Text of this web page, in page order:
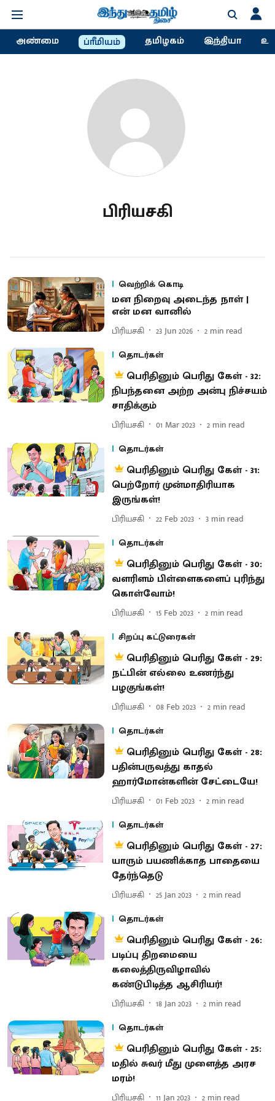
அண்மை ப்ரீமியம் தமிழகம் இந்தியா
பிரியசகி
வெற்றிக் கொடி
மன நிறைவு அடைந்த நாள் |
என் மன வானில்
பிரியசகி 23 Jun 2026 2 min read
தொடர்கள்
பெரிதினும் பெரிது கேள் - 32:
நிபந்தனை அற்ற அன்பு நிச்சயம்
சாதிக்கும்
பிரியசகி 01 Mar 2023 2 min read
தொடர்கள்
பெரிதினும் பெரிது கேள் - 31:
பெற்றோர் முன்மாதிரியாக
இருங்கள்!
பிரியசகி 22 Feb 2023 3 min read
தொடர்கள்
பெரிதினும் பெரிது கேள் - 30:
வளரிளம் பிள்ளைகளைப் புரிந்து
கொள்வோம்!
பிரியசகி 15 Feb 2023 2 min read
சிறப்பு கட்டுரைகள்
பெரிதினும் பெரிது கேள் - 29:
நட்பின் எல்லை உணர்ந்து
பழகுங்கள்!
பிரியசகி 08 Feb 2023 2 min read
தொடர்கள்
பெரிதினும் பெரிது கேள் - 28:
பதின்பருவத்து காதல்
ஹார்மோன்களின் சேட்டையே!
பிரியசகி 01 Feb 2023 2 min read
தொடர்கள்
பெரிதினும் பெரிது கேள் - 27:
யாரும் பயணிக்காத பாதையை
தேர்ந்தெடு
பிரியசகி 25 Jan 2023 2 min read
தொடர்கள்
பெரிதினும் பெரிது கேள் - 26:
படிப்பு திறமையை
கலைத்திருவிழாவில்
கண்டுபிடித்த ஆசிரியர்!
பிரியசகி 18 Jan 2023 2 min read
தொடர்கள்
பெரிதினும் பெரிது கேள் - 25:
மதில் சுவர் மீது முளைத்த அரச
மரம்!
பிரியசகி 11 Jan 2023 2 min read